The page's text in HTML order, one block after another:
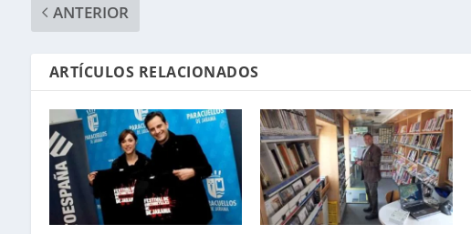
ANTERIOR
ARTÍCULOS RELACIONADOS